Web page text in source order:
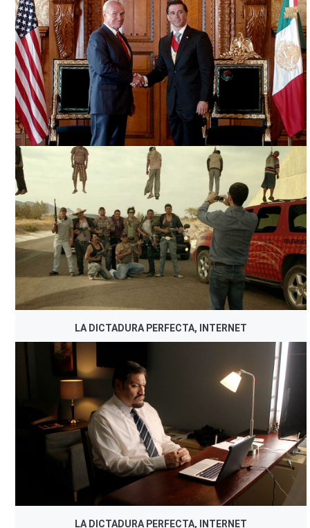
INTERNET
LA DICTADURA PERFECTA, INTERNET
LA DICTADURA PERFECTA, INTERNET
LA DICTADURA PERFECTA, INTERNET